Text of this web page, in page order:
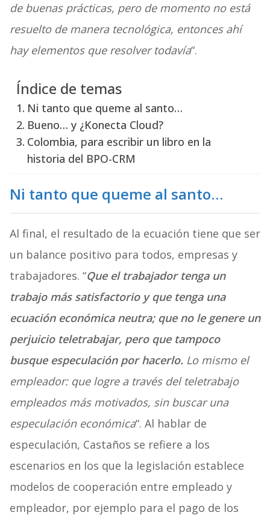
de buenas prácticas, pero de momento no está
resuelto de manera tecnológica, entonces ahí
hay elementos que resolver todavía“.
Índice de temas
Ni tanto que queme al santo…
Bueno… y ¿Konecta Cloud?
Colombia, para escribir un libro en la
historia del BPO-CRM
Ni tanto que queme al santo…
Al final, el resultado de la ecuación tiene que ser
un balance positivo para todos, empresas y
trabajadores. “Que el trabajador tenga un
trabajo más satisfactorio y que tenga una
ecuación económica neutra; que no le genere un
perjuicio teletrabajar, pero que tampoco
busque especulación por hacerlo. Lo mismo el
empleador: que logre a través del teletrabajo
empleados más motivados, sin buscar una
especulación económica“. Al hablar de
especulación, Castaños se refiere a los
escenarios en los que la legislación establece
modelos de cooperación entre empleado y
empleador, por ejemplo para el pago de los